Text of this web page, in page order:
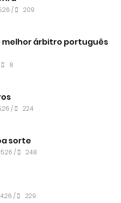
/ 209
melhor árbitro português
8
/ 224
sorte
/ 248
/ 229